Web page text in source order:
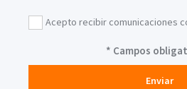
Acepto recibir comunicaciones
* Campos
Enviar